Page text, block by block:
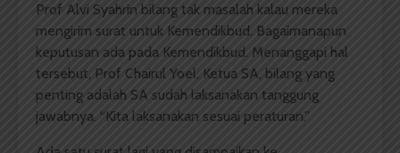
Prof Alvi Syahrin bilang tak masalah kalau mereka
mengirim surat untuk Kemendikbud. Bagaimanapun
keputusan ada pada Kemendikbud. Menanggapi hal
tersebut, Prof Chairul Yoel, Ketua SA, bilang yang
penting adalah SA sudah laksanakan tanggung
jawabnya. “Kita laksanakan sesuai peraturan.”